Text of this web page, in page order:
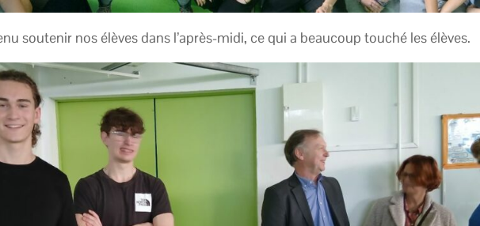
soutenir nos élèves dans l’après-midi, ce qui a beaucoup touché les élèves.